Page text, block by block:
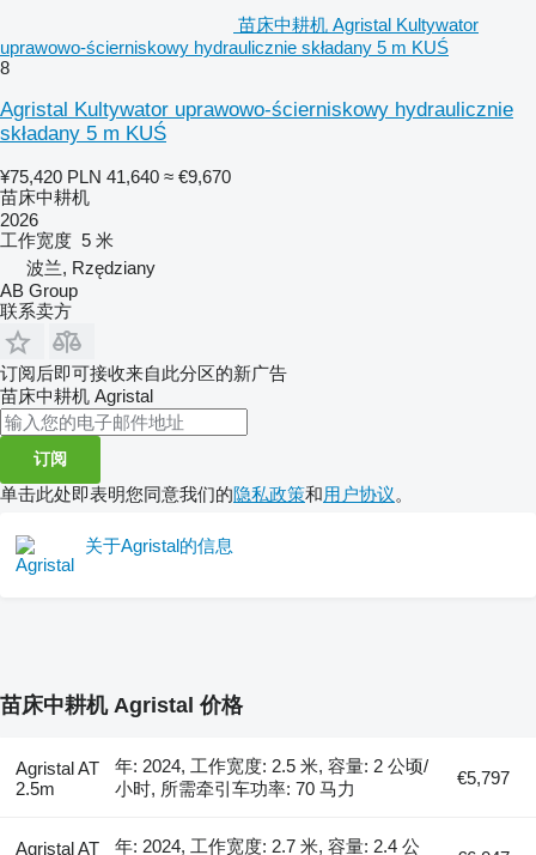
苗床中耕机 Agristal Kultywator
uprawowo-ścierniskowy hydraulicznie składany 5 m KUŚ
8
Agristal Kultywator uprawowo-ścierniskowy hydraulicznie
składany 5 m KUŚ
¥75,420 PLN 41,640 ≈ €9,670
苗床中耕机
2026
工作宽度 5 米
波兰, Rzędziany
AB Group
联系卖方
订阅后即可接收来自此分区的新广告
苗床中耕机 Agristal
订阅
单击此处即表明您同意我们的隐私政策和用户协议。
关于Agristal的信息
苗床中耕机 Agristal 价格
Agristal AT
2.5m
年: 2024, 工作宽度: 2.5 米, 容量: 2 公顷/
小时, 所需牵引车功率: 70 马力
€5,797
Agristal AT 年: 2024, 工作宽度: 2.7 米, 容量: 2.4 公